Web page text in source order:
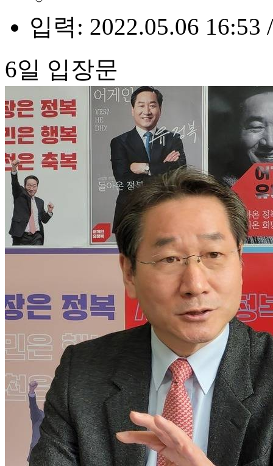
입력: 2022.05.06 16:53
6일 입장문